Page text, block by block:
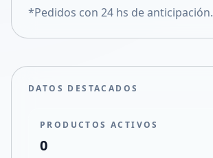
*Pedidos con 24 hs de anticipación.
DATOS DESTACADOS
PRODUCTOS ACTIVOS
0